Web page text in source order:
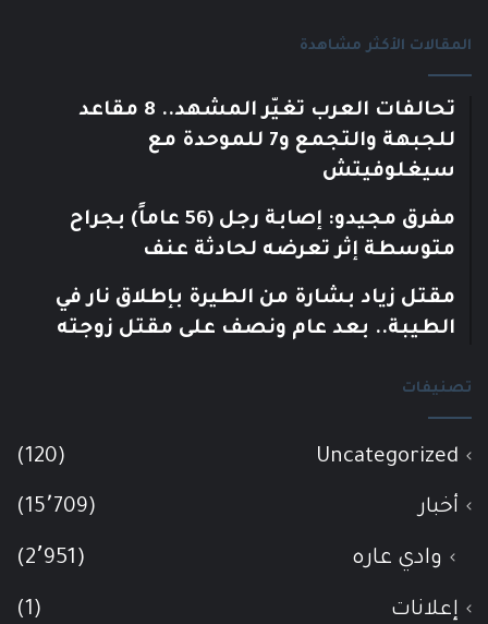
المقالات الأكثر مشاهدة
تحالفات العرب تغيّر المشهد.. 8 مقاعد
للجبهة والتجمع و7 للموحدة مع
سيغلوفيتش
مفرق مجيدو: إصابة رجل (56 عاماً) بجراح
متوسطة إثر تعرضه لحادثة عنف
مقتل زياد بشارة من الطيرة بإطلاق نار في
الطيبة.. بعد عام ونصف على مقتل زوجته
تصنيفات
Uncategorized
(120)
أخبار (15٬709)
وادي عاره (2٬951)
إعلانات (1)